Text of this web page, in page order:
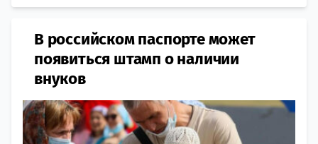
​В российском паспорте может
появиться штамп о наличии
внуков